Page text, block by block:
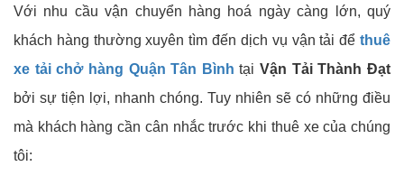
Với nhu cầu vận chuyển hàng hoá ngày càng lớn, quý
khách hàng thường xuyên tìm đến dịch vụ vận tải để thuê
xe tải chở hàng Quận Tân Bình tạiVận Tải Thành Đạt
bởi sự tiện lợi, nhanh chóng. Tuy nhiên sẽ có những điều
mà khách hàng cần cân nhắc trước khi thuê xe của chúng
tôi: